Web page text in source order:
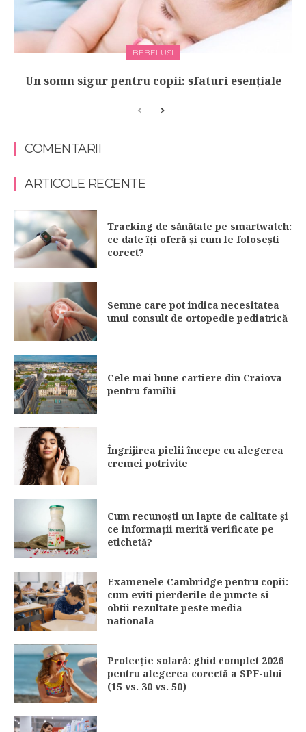
BEBELUSI
Un somn sigur pentru copii: sfaturi esențiale
COMENTARII
ARTICOLE RECENTE
Tracking de sănătate pe smartwatch:
ce date îți oferă și cum le folosești
corect?
Semne care pot indica necesitatea
unui consult de ortopedie pediatrică
Cele mai bune cartiere din Craiova
pentru familii
Îngrijirea pielii începe cu alegerea
cremei potrivite
Cum recunoști un lapte de calitate și
ce informații merită verificate pe
etichetă?
Examenele Cambridge pentru copii:
cum eviti pierderile de puncte si
obtii rezultate peste media
nationala
Protecție solară: ghid complet 2026
pentru alegerea corectă a SPF-ului
(15 vs. 30 vs. 50)